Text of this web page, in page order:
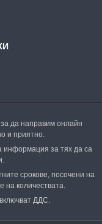
да направим онлайн
и приятно.
информация за тях да са
срокове, посочени на
количествата.
ДДС.